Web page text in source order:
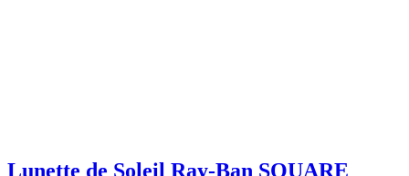
Lunette de Soleil Ray-Ban SQUARE